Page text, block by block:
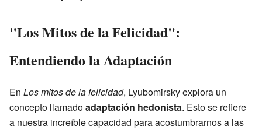
"Los Mitos de la Felicidad":
Entendiendo la Adaptación
En Los mitos de la felicidad, Lyubomirsky explora un
concepto llamadoadaptación hedonista. Esto se refiere
a nuestra increíble capacidad para acostumbrarnos a las